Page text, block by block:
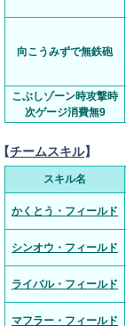
向こうみずで無鉄砲
こぶしゾーン時攻撃時
次ゲージ消費無9
チームスキル】
スキル名
かくとう・フィールド
シンオウ・フィールド
ライバル・フィールド
マフラー・フィールド